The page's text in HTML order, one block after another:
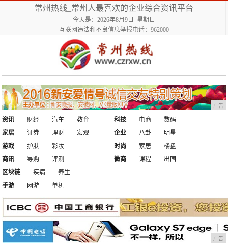
常州热线_常州人最喜欢的企业综合资讯平台
今天是：2026年8月9日 星期日
互联网违法和不良信息举报电话：962000
广告
资讯 财经 汽车
教育
家居
证券 理财 宏观
科技 电商
数码
企业
八卦
明星
游戏
护肤
彩妆
商讯
导购 评测
时尚 家居
楼盘
微商
课程
出国
区块链
疾病
养生
手游
网游 单机
广告